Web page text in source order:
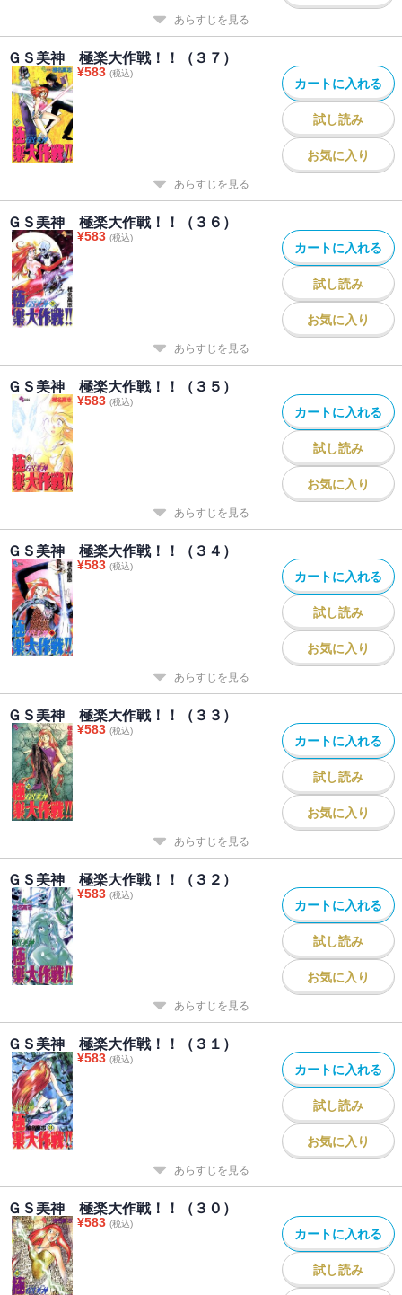
あらすじを見る
ＧＳ美神 極楽大作戦！！（３７）
¥583 (税込)
カートに入れる
試し読み
お気に入り
あらすじを見る
ＧＳ美神 極楽大作戦！！（３６）
¥583 (税込)
カートに入れる
試し読み
お気に入り
あらすじを見る
ＧＳ美神 極楽大作戦！！（３５）
¥583 (税込)
カートに入れる
試し読み
お気に入り
あらすじを見る
ＧＳ美神 極楽大作戦！！（３４）
¥583 (税込)
カートに入れる
試し読み
お気に入り
あらすじを見る
ＧＳ美神 極楽大作戦！！（３３）
¥583 (税込)
カートに入れる
試し読み
お気に入り
あらすじを見る
ＧＳ美神 極楽大作戦！！（３２）
¥583 (税込)
カートに入れる
試し読み
お気に入り
あらすじを見る
ＧＳ美神 極楽大作戦！！（３１）
¥583 (税込)
カートに入れる
試し読み
お気に入り
あらすじを見る
ＧＳ美神 極楽大作戦！！（３０）
¥583 (税込)
カートに入れる
試し読み